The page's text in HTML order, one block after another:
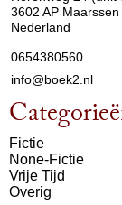
3602 AP Maarssen
Nederland
0654380560
info@boek2.nl
Fictie
None-Fictie
Vrije Tijd
Overig